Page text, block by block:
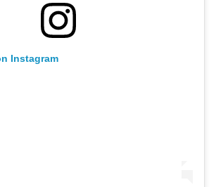
Instagram